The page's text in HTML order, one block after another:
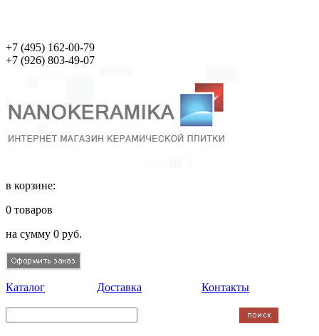
+7 (495) 162-00-79
+7 (926) 803-49-07
в корзине:
0 товаров
на сумму 0 руб.
Каталог Доставка Контакты